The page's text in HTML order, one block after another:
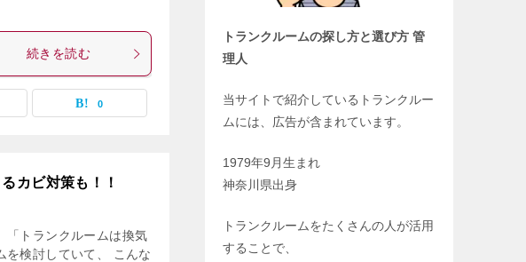
続きを読む
0
カビ対策も！！
「トランクルームは換気
を検討していて、 こんな
トランクルームの探し方と選び方 管
理人
当サイトで紹介しているトランクルー
ムには、広告が含まれています。
1979年9月生まれ
神奈川県出身
トランクルームをたくさんの人が活用
することで、